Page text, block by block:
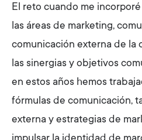
El reto cuando me
las áreas de marketing,
comunicación externa de la
las sinergias y objetivos
en estos años hemos
fórmulas de comunicación,
externa y estrategias de